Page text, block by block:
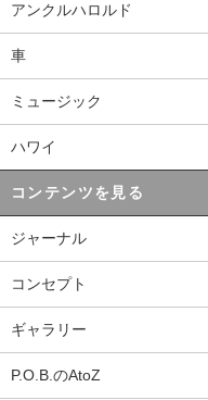
アンクルハロルド
車
ミュージック
ハワイ
コンテンツを見る
ジャーナル
コンセプト
ギャラリー
P.O.B.のAtoZ